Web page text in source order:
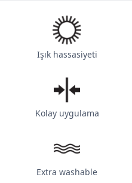
Işık hassasiyeti
Kolay uygulama
Extra washable